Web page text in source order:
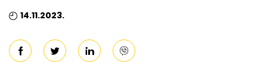
14.11.2023.